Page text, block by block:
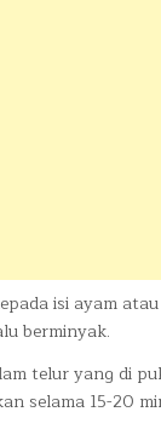
isi ayam
berminyak.
telur yang di
selama 15-20